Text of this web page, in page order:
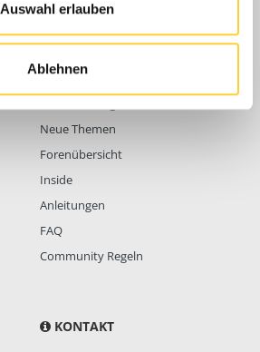
Auswahl erlauben
Ablehnen
FORUM LINKS
Anmelden
Neue Themen
Forenübersicht
Inside
Anleitungen
FAQ
Community Regeln
KONTAKT